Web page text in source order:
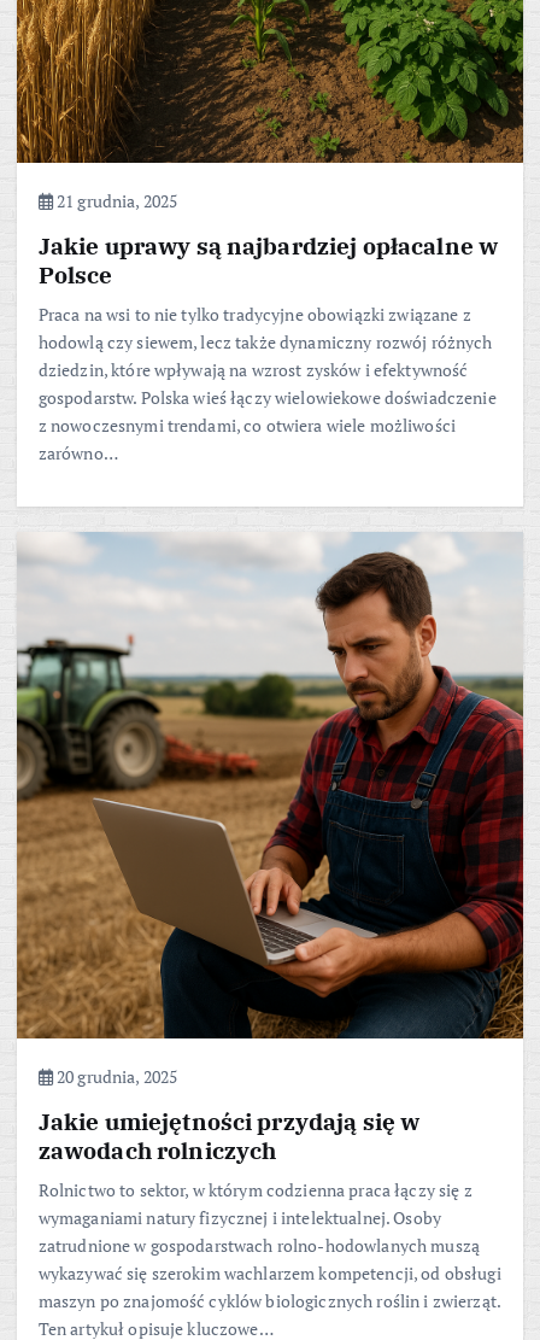
21 grudnia, 2025
Jakie uprawy są najbardziej opłacalne w
Polsce
Praca na wsi to nie tylko tradycyjne obowiązki związane z
hodowlą czy siewem, lecz także dynamiczny rozwój różnych
dziedzin, które wpływają na wzrost zysków i efektywność
gospodarstw. Polska wieś łączy wielowiekowe doświadczenie
z nowoczesnymi trendami, co otwiera wiele możliwości
zarówno…
20 grudnia, 2025
Jakie umiejętności przydają się w
zawodach rolniczych
Rolnictwo to sektor, w którym codzienna praca łączy się z
wymaganiami natury fizycznej i intelektualnej. Osoby
zatrudnione w gospodarstwach rolno-hodowlanych muszą
wykazywać się szerokim wachlarzem kompetencji, od obsługi
maszyn po znajomość cyklów biologicznych roślin i zwierząt.
Ten artykuł opisuje kluczowe…